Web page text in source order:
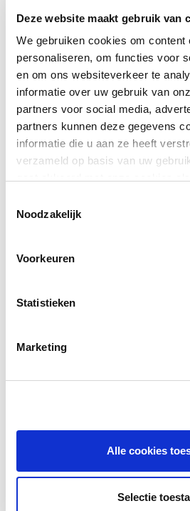
Deze website maakt gebruik van
We gebruiken cookies om content
personaliseren, om functies voor
en om ons websiteverkeer te
informatie over uw gebruik van
partners voor social media,
partners kunnen deze gegevens
informatie die u aan ze heeft
verzameld op basis van uw
Noodzakelijk
Voorkeuren
Statistieken
Marketing
Alle cookies
Selectie
De projectionist legt aan
Welke verschillen en
overeenkomsten zag
“Een duidelijk verschil is onze
Cobie is iemand die zich meer